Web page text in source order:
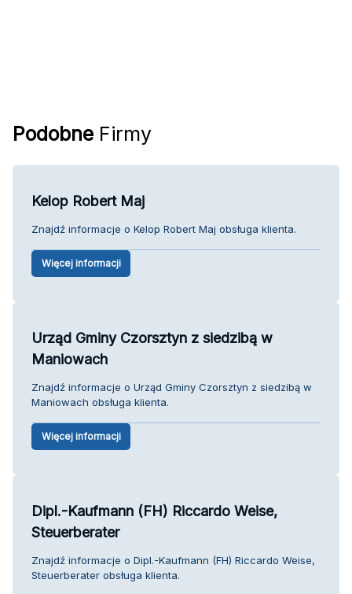
Podobne Firmy
Kelop Robert Maj
Znajdź informacje o Kelop Robert Maj obsługa klienta.
Więcej informacji
Urząd Gminy Czorsztyn z siedzibą w
Maniowach
Znajdź informacje o Urząd Gminy Czorsztyn z siedzibą w
Maniowach obsługa klienta.
Więcej informacji
Dipl.-Kaufmann (FH) Riccardo Weise,
Steuerberater
Znajdź informacje o Dipl.-Kaufmann (FH) Riccardo Weise,
Steuerberater obsługa klienta.